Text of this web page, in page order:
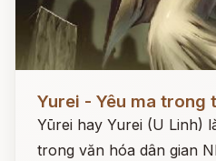
Yurei - Yêu ma trong
Yūrei hay Yurei (U Linh)
trong văn hóa dân gian